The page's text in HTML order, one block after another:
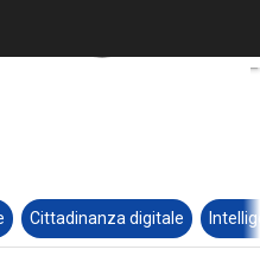
Cittadinanza digitale